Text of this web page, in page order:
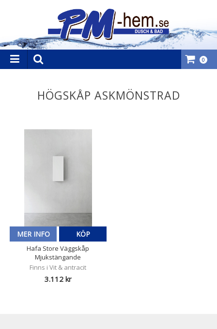
0
HÖGSKÅP ASKMÖNSTRAD
MER INFO KÖP
Hafa Store Väggskåp
Mjukstängande
Finns i Vit & antracit
3.112 kr